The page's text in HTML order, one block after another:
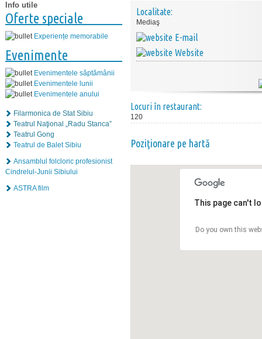
Info utile
Oferte speciale
Experiențe memorabile
Evenimente
Evenimentele săptămânii
Evenimentele lunii
Evenimentele anului
Filarmonica de Stat Sibiu
Teatrul Naţional „Radu Stanca”
Teatrul Gong
Teatrul de Balet Sibiu
Ansamblul folcloric profesionist
Cindrelul-Junii Sibiului
ASTRA film
Localitate:
Mediaş
E-mail
Website
Locuri în restaurant:
120
Poziţionare pe hartă
This page can't
Do you own this